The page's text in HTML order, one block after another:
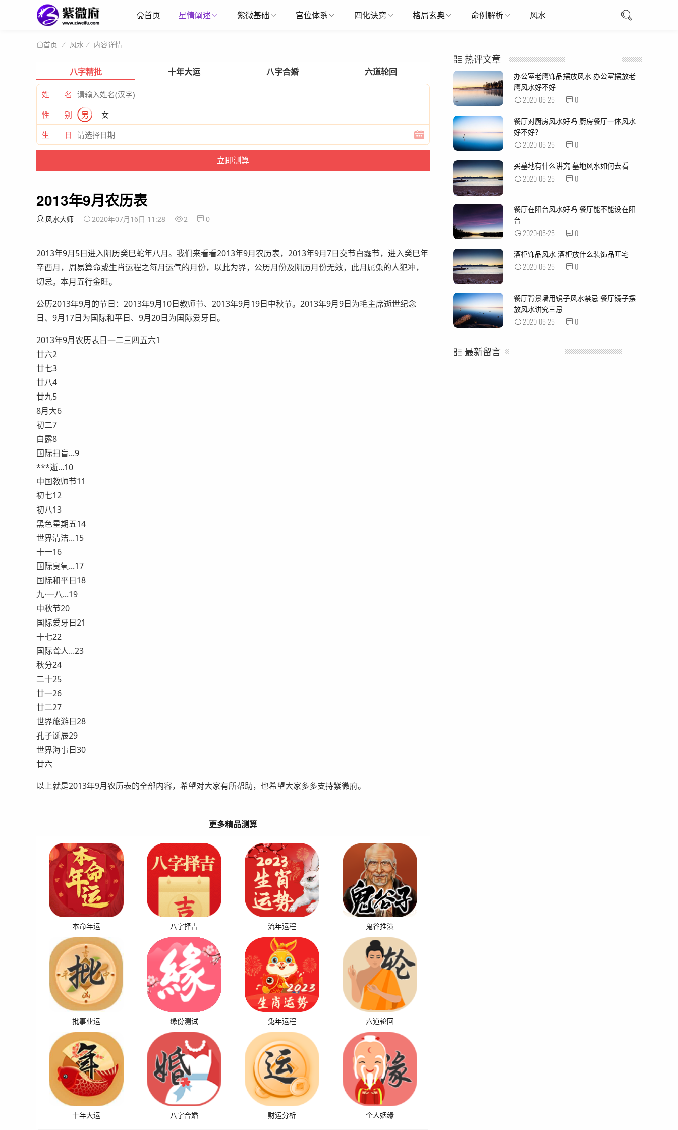
首页 星情阐述 紫微基础 宫位体系 四化诀窍 格局玄奥 命例解析 风水
首页 风水 内容详情
八字精批 十年大运 八字合婚 六道轮回
姓 名
性 别
男
女
生 日
2013年9月农历表
风水大师 2020年07月16日 11:28 2 0
2013年9月5日进入阴历癸巳蛇年八月。我们来看看2013年9月农历表，2013年9月7日交节白露节，进入癸巳年
辛酉月，周易算命或生肖运程之每月运气的月份，以此为界，公历月份及阴历月份无效，此月属兔的人犯冲，
切忌。本月五行金旺。
公历2013年9月的节日：2013年9月10日教师节、2013年9月19日中秋节。2013年9月9日为毛主席逝世纪念
日、9月17日为国际和平日、9月20日为国际爱牙日。
2013年9月农历表日一二三四五六1
廿六2
廿七3
廿八4
廿九5
8月大6
初二7
白露8
国际扫盲...9
***逝...10
中国教师节11
初七12
初八13
黑色星期五14
世界清洁...15
十一16
国际臭氧...17
国际和平日18
九·一八...19
中秋节20
国际爱牙日21
十七22
国际聋人...23
秋分24
二十25
廿一26
廿二27
世界旅游日28
孔子诞辰29
世界海事日30
廿六
以上就是2013年9月农历表的全部内容，希望对大家有所帮助，也希望大家多多支持紫微府。
更多精品测算
本命年运 八字择吉 流年运程 鬼谷推演
批事业运 缘份测试 兔年运程 六道轮回
十年大运 八字合婚 财运分析 个人姻缘
热评文章
办公室老鹰饰品摆放风水 办公室摆放老
鹰风水好不好
2020-06-26 0
餐厅对厨房风水好吗 厨房餐厅一体风水
好不好？
2020-06-26 0
买墓地有什么讲究 墓地风水如何去看
2020-06-26 0
餐厅在阳台风水好吗 餐厅能不能设在阳
台
2020-06-26 0
酒柜饰品风水 酒柜放什么装饰品旺宅
2020-06-26 0
餐厅背景墙用镜子风水禁忌 餐厅镜子摆
放风水讲究三忌
2020-06-26 0
最新留言